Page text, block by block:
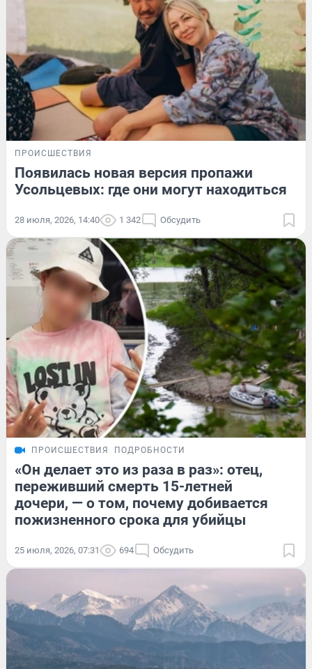
ПРОИСШЕСТВИЯ
Появилась новая версия пропажи
Усольцевых: где они могут находиться
28 июля, 2026, 14:40 1 342 Обсудить
ПРОИСШЕСТВИЯ ПОДРОБНОСТИ
«Он делает это из раза в раз»: отец,
переживший смерть 15-летней
дочери, — о том, почему добивается
пожизненного срока для убийцы
25 июля, 2026, 07:31 694 Обсудить